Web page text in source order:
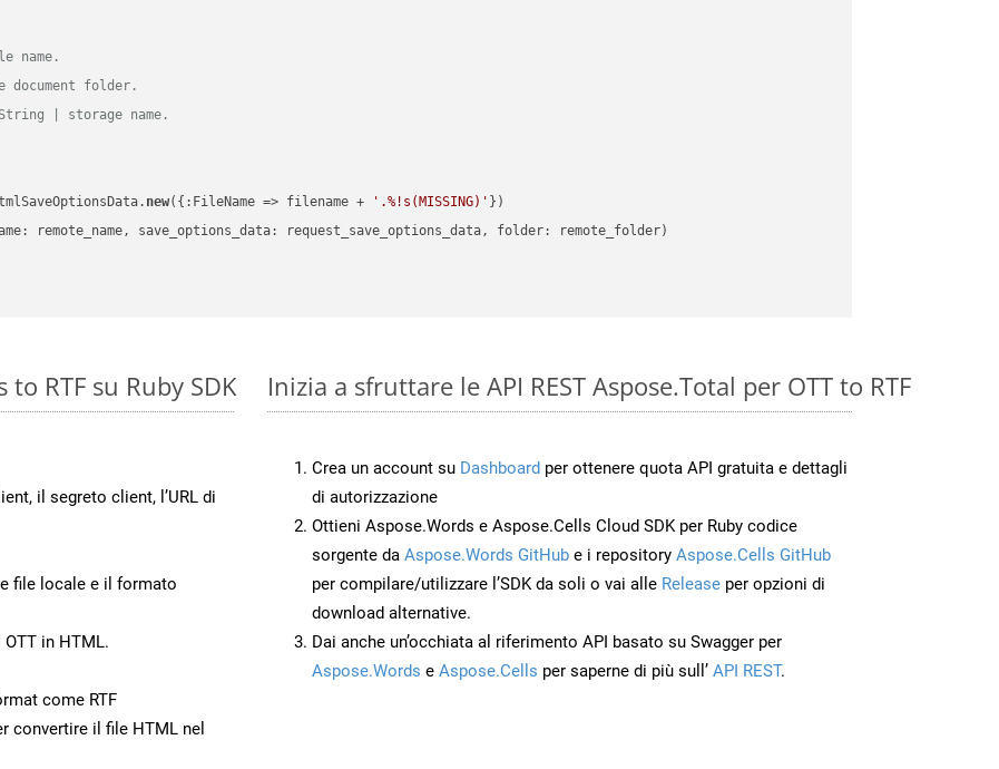
name.
document folder.
| storage name.
new({:FileName => filename + '.%!s(MISSING)' })
remote_name, save_options_data: request_save_options_data, folder: remote_folder)
RTF su Ruby SDK
il segreto client, l’URL di
file locale e il formato
in HTML.
come RTF
convertire il file HTML nel
Inizia a sfruttare le API REST Aspose.Total per OTT to RTF
Crea un account su Dashboard per ottenere quota API gratuita e dettagli
di autorizzazione
Ottieni Aspose.Words e Aspose.Cells Cloud SDK per Ruby codice
sorgente da Aspose.Words GitHub e i repository Aspose.Cells GitHub
per compilare/utilizzare l’SDK da soli o vai alle Release per opzioni di
download alternative.
Dai anche un’occhiata al riferimento API basato su Swagger per
Aspose.Words e Aspose.Cells per saperne di più sull’ API REST.